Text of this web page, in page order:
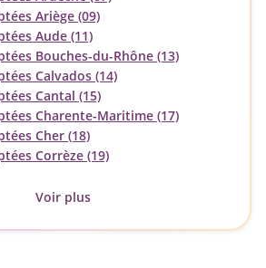
Ariège (09)
Aude (11)
Bouches-du-Rhône (13)
Calvados (14)
Cantal (15)
Charente-Maritime (17)
Cher (18)
Corrèze (19)
Voir plus